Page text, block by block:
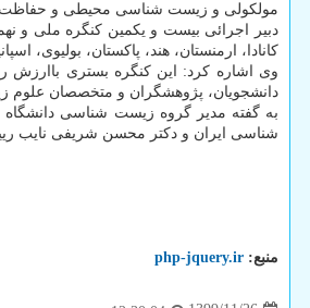
مولکولی و زیست شناسی محیطی و
دبیر اجرائی بیست و یکمین کنگره ملی و
کانادا، ارمنستان، هند، پاکستان، بولیوی،
وی اشاره کرد: این کنگره بستری باارزش
دانشجویان، پژوهشگران و متخصصان علوم
شناسی ایران و دکتر محسن شریفی نایب
منبع: php-jquery.ir